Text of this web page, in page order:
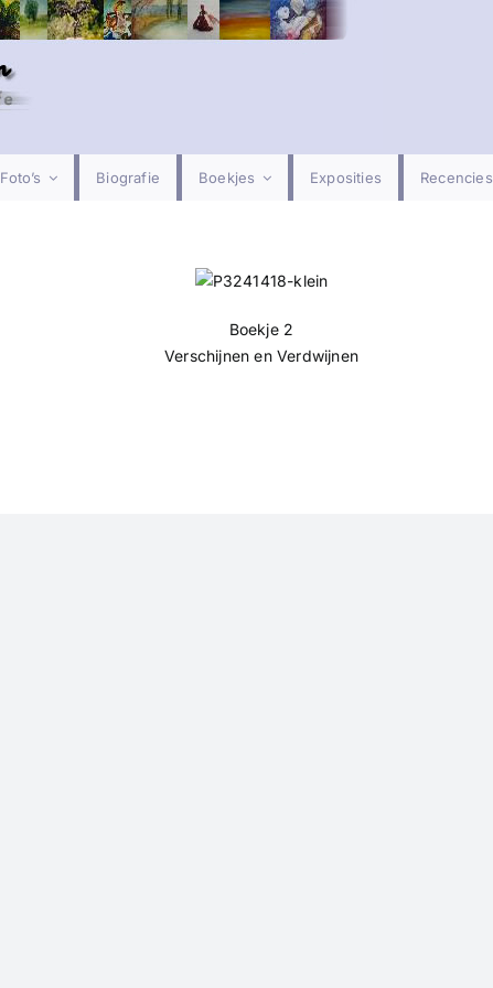
Foto’s Biografie Boekjes Exposities Recencies
Boekje 2
Verschijnen en Verdwijnen